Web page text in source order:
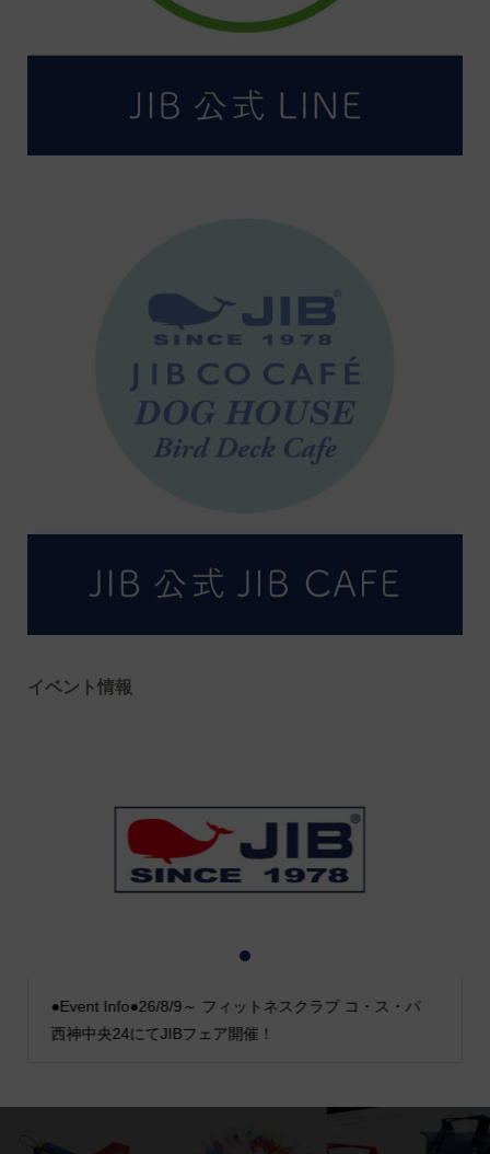
イベント情報
●Event Info●26/8/9～ フィットネスクラブ コ・ス・パ
西神中央24にてJIBフェア開催！
2